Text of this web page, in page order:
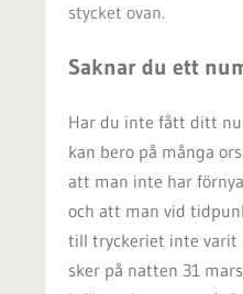
stycket ovan.
Saknar du ett
Har du inte fått ditt
kan bero på många
att man inte har
och att man vid
till tryckeriet inte varit
sker på natten 31